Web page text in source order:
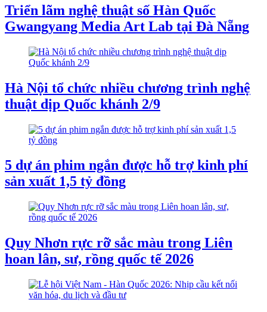
Triển lãm nghệ thuật số Hàn Quốc
Gwangyang Media Art Lab tại Đà Nẵng
Hà Nội tổ chức nhiều chương trình nghệ
thuật dịp Quốc khánh 2/9
5 dự án phim ngắn được hỗ trợ kinh phí
sản xuất 1,5 tỷ đồng
Quy Nhơn rực rỡ sắc màu trong Liên
hoan lân, sư, rồng quốc tế 2026